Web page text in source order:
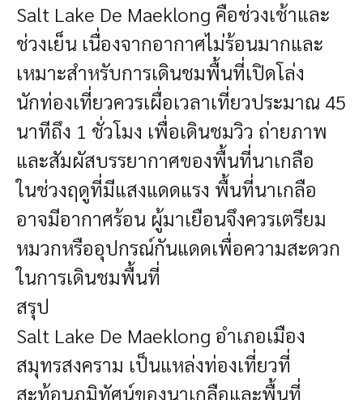
Salt Lake De Maeklong คือช่วงเช้าและ
ช่วงเย็น เนื่องจากอากาศไม่ร้อนมากและ
เหมาะสำหรับการเดินชมพื้นที่เปิดโล่ง
นักท่องเที่ยวควรเผื่อเวลาเที่ยวประมาณ 45
นาทีถึง 1 ชั่วโมง เพื่อเดินชมวิว ถ่ายภาพ
และสัมผัสบรรยากาศของพื้นที่นาเกลือ
ในช่วงฤดูที่มีแสงแดดแรง พื้นที่นาเกลือ
อาจมีอากาศร้อน ผู้มาเยือนจึงควรเตรียม
หมวกหรืออุปกรณ์กันแดดเพื่อความสะดวก
ในการเดินชมพื้นที่
สรุป
Salt Lake De Maeklong อำเภอเมือง
สมุทรสงคราม เป็นแหล่งท่องเที่ยวที่
สะท้อนภูมิทัศน์ของนาเกลือและพื้นที่